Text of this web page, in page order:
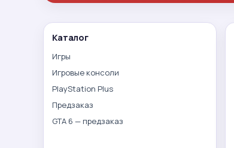
Каталог
Игры
Игровые консоли
PlayStation Plus
Предзаказ
GTA 6 — предзаказ